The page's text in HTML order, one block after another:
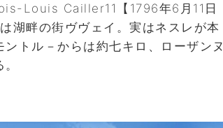
Louis Cailler11【1796年6月11日
湖畔の街ヴヴェイ。実はネスレが本
トル－からは約七キロ、ローザンヌ